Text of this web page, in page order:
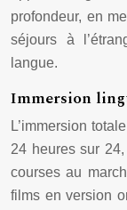
profondeur, en
séjours à
langue.
Immersion
L’immersion
24 heures sur
courses au
films en version